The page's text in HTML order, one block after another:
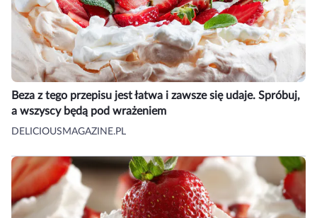
Beza z tego przepisu jest łatwa i zawsze się udaje. Spróbuj,
a wszyscy będą pod wrażeniem
DELICIOUSMAGAZINE.PL